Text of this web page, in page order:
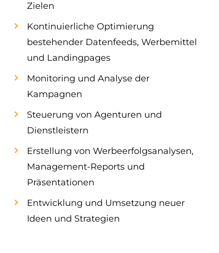
Zielen
Kontinuierliche Optimierung
bestehender Datenfeeds, Werbemittel
und Landingpages
Monitoring und Analyse der
Kampagnen
Steuerung von Agenturen und
Dienstleistern
Erstellung von Werbeerfolgsanalysen,
Management-Reports und
Präsentationen
Entwicklung und Umsetzung neuer
Ideen und Strategien